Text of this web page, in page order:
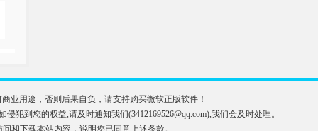
业用途，否则后果自负，请支持购买微软正版软件！
到您的权益,请及时通知我们(3412169526@qq.com),我们会及时处理。
和下载本站内容，说明您已同意上述条款。